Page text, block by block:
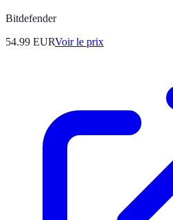
Bitdefender
54.99 EURVoir le prix